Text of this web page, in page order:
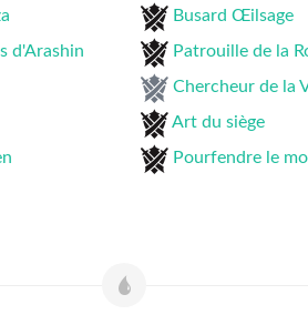
d'Arashin
Busard Œilsage
Patrouille de la
Chercheur de la
Art du siège
Pourfendre le